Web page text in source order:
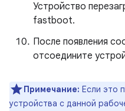
Устройство
fastboot.
После появления
отсоедините
Примечание: Если это
устройства с данной